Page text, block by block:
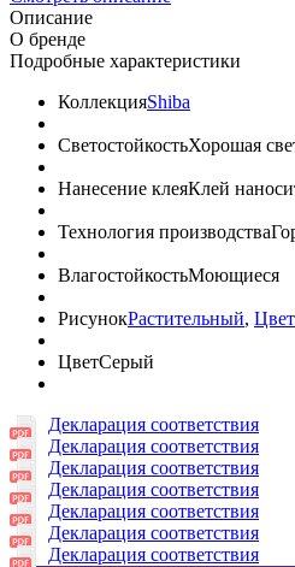
Описание
О бренде
Подробные характеристики
КоллекцияShiba
СветостойкостьХорошая
Нанесение клеяКлей
Технология производства
ВлагостойкостьМоющиеся
РисунокРастительный,
ЦветСерый
Декларация соответствия
Декларация соответствия
Декларация соответствия
Декларация соответствия
Декларация соответствия
Декларация соответствия
Декларация соответствия